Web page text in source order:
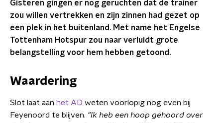
Gisteren gingen er nog geruchten dat de trainer
zou willen vertrekken en zijn zinnen had gezet op
een plek in het buitenland. Met name het Engelse
Tottenham Hotspur zou naar verluidt grote
belangstelling voor hem hebben getoond.
Waardering
Slot laat aan het AD weten voorlopig nog even bij
Feyenoord te blijven. "Ik heb een hoop gehoord over